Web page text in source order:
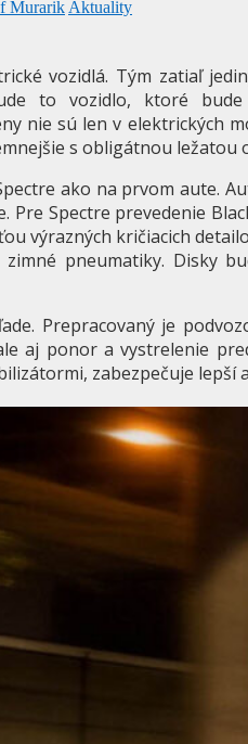
Murarik Aktuality
vozidlá. Tým zatiaľ
to vozidlo, ktoré bude
nie sú len v elektrických
s obligátnou ležatou
ako na prvom aute.
Pre Spectre prevedenie
výrazných kričiacich
pneumatiky. Disky
Prepracovaný je
aj ponor a vystrelenie
zabezpečuje lepší